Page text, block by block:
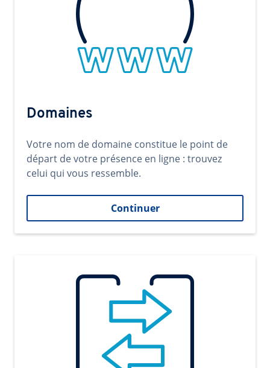
Domaines
Votre nom de domaine constitue le point de
départ de votre présence en ligne : trouvez
celui qui vous ressemble.
Continuer